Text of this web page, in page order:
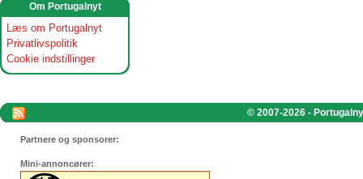
Om Portugalnyt
Læs om Portugalnyt
Privatlivspolitik
Cookie indstillinger
© 2007-2026 -
Partnere og sponsorer:
Mini-annoncører: